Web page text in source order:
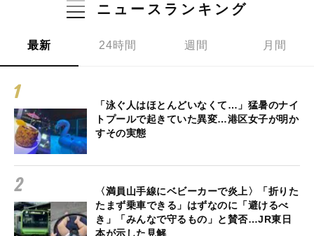
ニュースランキング
最新 24時間 週間 月間
「泳ぐ人はほとんどいなくて…」猛暑のナイ
トプールで起きていた異変…港区女子が明か
すその実態
〈満員山手線にベビーカーで炎上〉「折りた
たまず乗車できる」はずなのに「避けるべ
き」「みんなで守るもの」と賛否…JR東日
本が示した見解